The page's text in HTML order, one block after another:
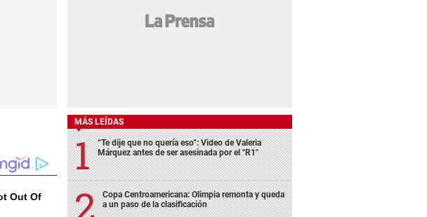
MÁS LEÍDAS
“Te dije que no quería eso”: Video de Valeria
Márquez antes de ser asesinada por el "R1"
Copa Centroamericana: Olimpia remonta y queda
a un paso de la clasificación